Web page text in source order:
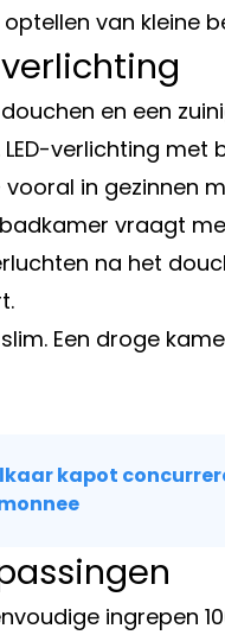
van kleine
en een
verlichting
in gezinnen
vraagt
na het
Een droge
kapot
ingrepen